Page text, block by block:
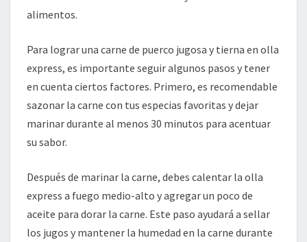
alimentos.
Para lograr una carne de puerco jugosa y tierna en olla
express, es importante seguir algunos pasos y tener
en cuenta ciertos factores. Primero, es recomendable
sazonar la carne con tus especias favoritas y dejar
marinar durante al menos 30 minutos para acentuar
su sabor.
Después de marinar la carne, debes calentar la olla
express a fuego medio-alto y agregar un poco de
aceite para dorar la carne. Este paso ayudará a sellar
los jugos y mantener la humedad en la carne durante